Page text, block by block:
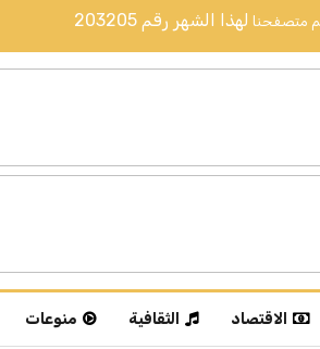
متصفحنا لهذا الشهر رقم 203205
الاقتصاد الثقافية منوعات